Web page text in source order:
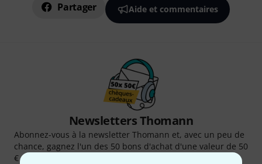
Partager Aide et commentaires
Newsletters Thomann
Abonnez-vous à la newsletter Thomann et, avec un peu de
chance, gagnez l'un des 50 bons d'achat d'une valeur de 50
€ chacun!